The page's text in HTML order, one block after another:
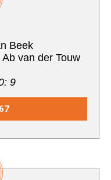
Beek
Ab van der Touw
9